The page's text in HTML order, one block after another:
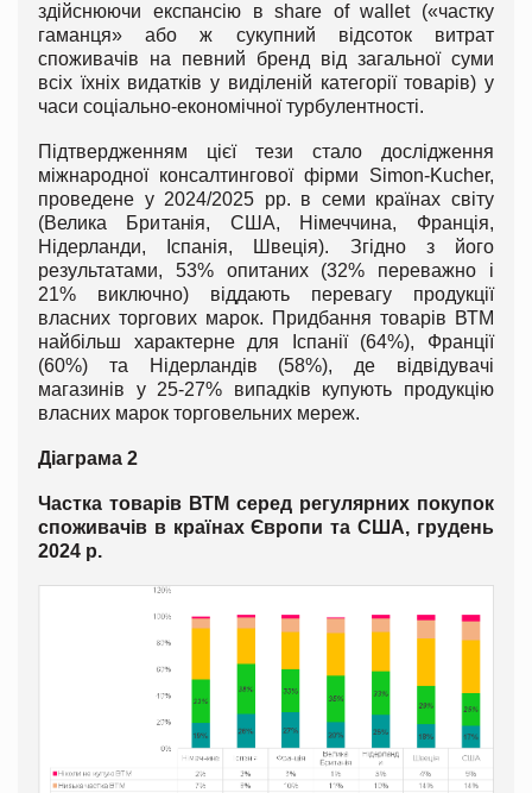
здійснюючи експансію в share of wallet («частку
гаманця» або ж сукупний відсоток витрат
споживачів на певний бренд від загальної суми
всіх їхніх видатків у виділеній категорії товарів) у
часи соціально-економічної турбулентності.
Підтвердженням цієї тези стало дослідження
міжнародної консалтингової фірми Simon-Kucher,
проведене у 2024/2025 рр. в семи країнах світу
(Велика Британія, США, Німеччина, Франція,
Нідерланди, Іспанія, Швеція). Згідно з його
результатами, 53% опитаних (32% переважно і
21% виключно) віддають перевагу продукції
власних торгових марок. Придбання товарів ВТМ
найбільш характерне для Іспанії (64%), Франції
(60%) та Нідерландів (58%), де відвідувачі
магазинів у 25-27% випадків купують продукцію
власних марок торговельних мереж.
Діаграма 2
Частка товарів ВТМ серед регулярних покупок
споживачів в країнах Європи та США, грудень
2024 р.